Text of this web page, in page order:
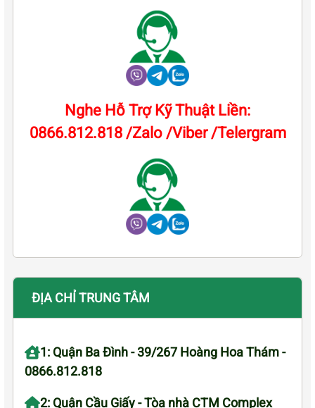
Nghe Hỗ Trợ Kỹ Thuật Liền:
0866.812.818 /Zalo /Viber /Telergram
ĐỊA CHỈ TRUNG TÂM
1: Quận Ba Đình - 39/267 Hoàng Hoa Thám -
0866.812.818
2: Quận Cầu Giấy - Tòa nhà CTM Complex